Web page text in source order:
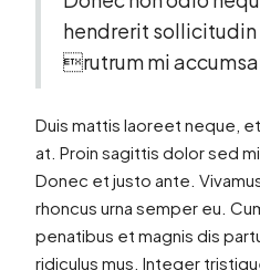
hendrerit sollicitudin
rutrum mi
Duis mattis laoreet neque,
at. Proin sagittis dolor sed
Donec et justo ante.
rhoncus urna semper eu.
penatibus et magnis dis
ridiculus mus. Integer